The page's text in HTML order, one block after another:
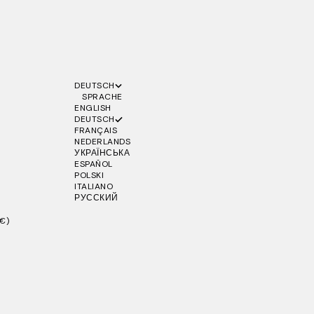
DEUTSCH
SPRACHE
ENGLISH
DEUTSCH
FRANÇAIS
NEDERLANDS
УКРАЇНСЬКА
ESPAÑOL
POLSKI
ITALIANO
РУССКИЙ